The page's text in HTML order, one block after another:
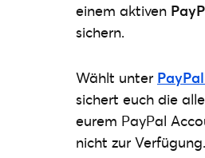
einem aktiven
sichern.
Wählt unter
sichert euch die
eurem PayPal
nicht zur Verfügung.